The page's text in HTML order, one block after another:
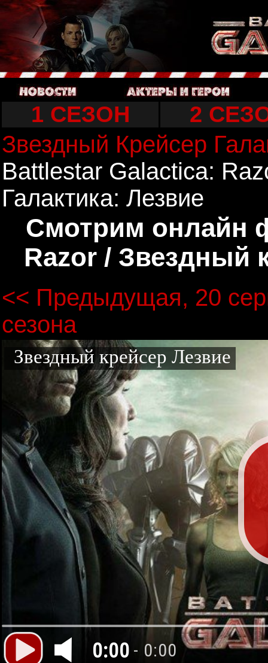
1 СЕЗОН 2
Звездный Крейсер
Battlestar Galactica:
Галактика: Лезвие
Смотрим онлайн
Razor / Звездный
<< Предыдущая, 20
сезона
0:00 - 0:00
Звездный крейсер Лезвие